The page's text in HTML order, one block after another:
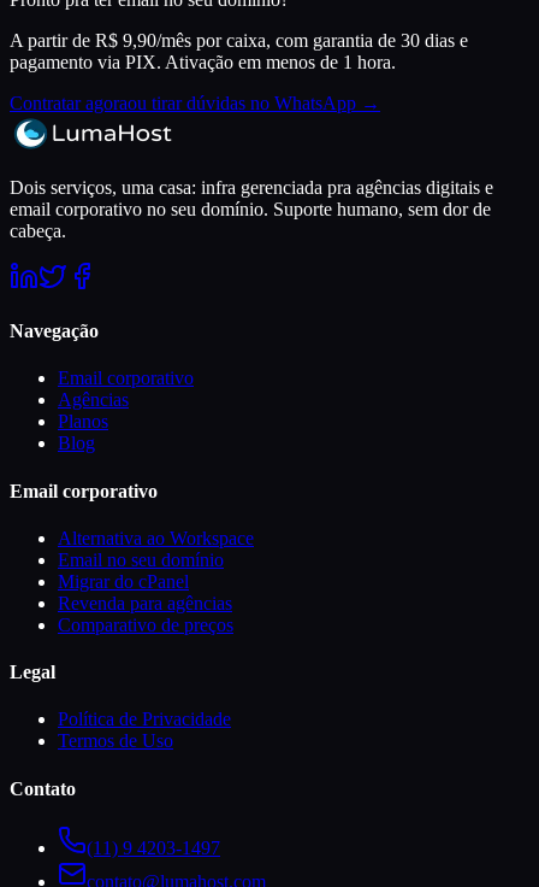
A partir de R$ 9,90/mês por caixa, com garantia de 30 dias e
pagamento via PIX. Ativação em menos de 1 hora.
Contratar agoraou tirar dúvidas no WhatsApp →
Dois serviços, uma casa: infra gerenciada pra agências digitais e
email corporativo no seu domínio. Suporte humano, sem dor de
cabeça.
Navegação
Email corporativo
Agências
Planos
Blog
Email corporativo
Alternativa ao Workspace
Email no seu domínio
Migrar do cPanel
Revenda para agências
Comparativo de preços
Legal
Política de Privacidade
Termos de Uso
Contato
(11) 9 4203-1497
contato@lumahost.com